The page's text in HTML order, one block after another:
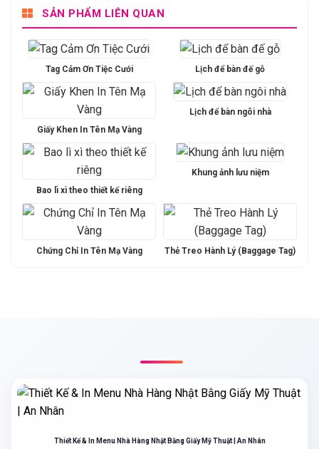
SẢN PHẨM LIÊN QUAN
Tag Cảm Ơn Tiệc Cưới Lịch để bàn đế gỗ
Giấy Khen In Tên Mạ Vàng
Lịch để bàn ngôi nhà
Bao lì xì theo thiết kế riêng
Khung ảnh lưu niệm
Chứng Chỉ In Tên Mạ Vàng Thẻ Treo Hành Lý (Baggage Tag)
Thiết Kế & In Menu Nhà Hàng Nhật Bằng Giấy Mỹ Thuật | An Nhân